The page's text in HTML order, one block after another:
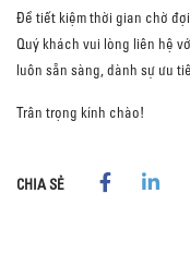
Để tiết kiệm thời gian chờ
Quý khách vui lòng liên hệ
luôn sẵn sàng, dành sự ưu
Trân trọng kính chào!
CHIA SẺ